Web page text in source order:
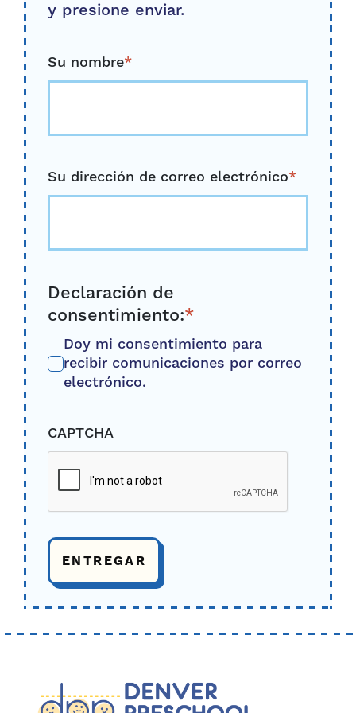
y presione enviar.
Su nombre*
Su dirección de correo electrónico*
Declaración de
consentimiento:*
Doy mi consentimiento para
recibir comunicaciones por correo
electrónico.
CAPTCHA